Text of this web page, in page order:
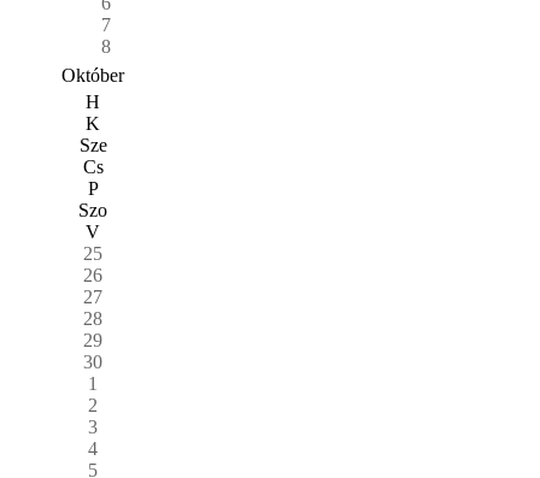
7
8
Október
H
K
Sze
Cs
P
Szo
V
25
26
27
28
29
30
1
2
3
4
5